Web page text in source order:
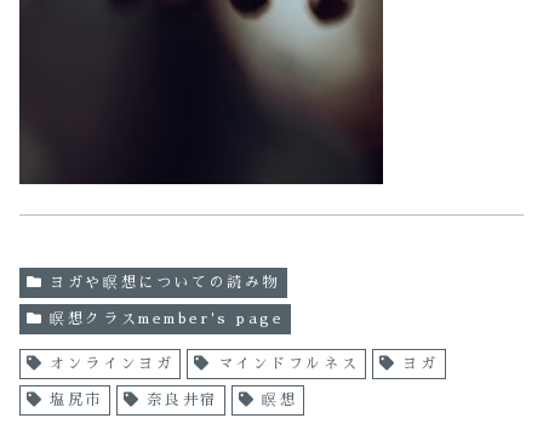
ヨガや瞑想についての読み物
瞑想クラスmember's page
オンラインヨガ マインドフルネス ヨガ
塩尻市 奈良井宿 瞑想